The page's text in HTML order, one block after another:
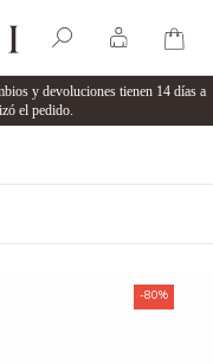
y devoluciones tienen 14 días a
el pedido.
-80%